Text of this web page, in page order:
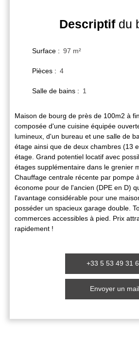
Descriptifdu
Surface : 97 m²
Pièces : 4
Salle de bains : 1
Maison de bourg de près de 100m2 à
composée d'une cuisine équipée
lumineux, d'un bureau et une salle de
étage ainsi que de deux chambres (13
étage. Grand potentiel locatif avec
étages supplémentaire dans le grenier
Chauffage centrale récente par pompe
économe pour de l'ancien (DPE en D)
l'avantage considérable pour une
posséder un spacieux garage double.
commerces accessibles à pied. Prix
rapidement !
+33 5 53 49 31
Envoyer un mail